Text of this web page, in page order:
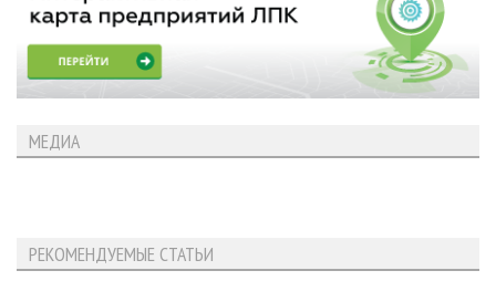
МЕДИА
РЕКОМЕНДУЕМЫЕ СТАТЬИ